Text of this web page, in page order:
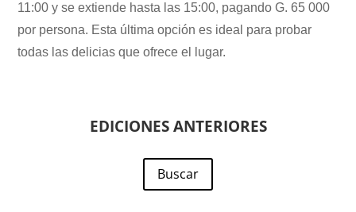
11:00 y se extiende hasta las 15:00, pagando G. 65 000
por persona. Esta última opción es ideal para probar
todas las delicias que ofrece el lugar.
EDICIONES ANTERIORES
Buscar